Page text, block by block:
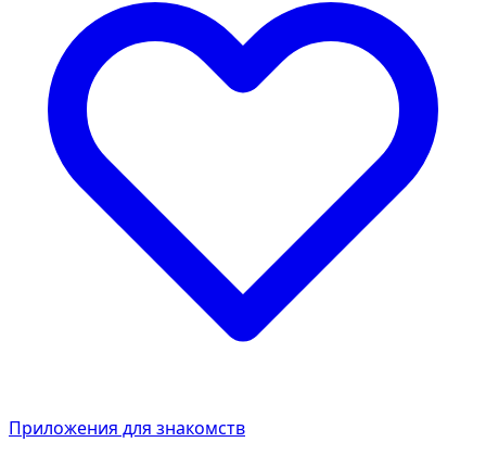
Приложения для знакомств